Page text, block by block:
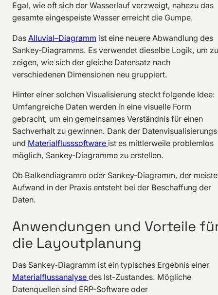
Egal, wie oft sich der Wasserlauf verzweigt, nahezu das
gesamte eingespeiste Wasser erreicht die Gumpe.
Das Alluvial–Diagramm ist eine neuere Abwandlung des
Sankey-Diagramms. Es verwendet dieselbe Logik, um zu
zeigen, wie sich der gleiche Datensatz nach
verschiedenen Dimensionen neu gruppiert.
Hinter einer solchen Visualisierung steckt folgende Idee:
Umfangreiche Daten werden in eine visuelle Form
gebracht, um ein gemeinsames Verständnis für einen
Sachverhalt zu gewinnen. Dank der
und Materialflusssoftware ist es mittlerweile problemlos
möglich, Sankey-Diagramme zu erstellen.
Ob Balkendiagramm oder Sankey-Diagramm, der meiste
Aufwand in der Praxis entsteht bei der Beschaffung der
Daten.
Anwendungen und Vorteile
die Layoutplanung
Das Sankey-Diagramm ist ein typisches Ergebnis einer
Materialflussanalyse des Ist-Zustandes. Mögliche
Datenquellen sind ERP-Software oder